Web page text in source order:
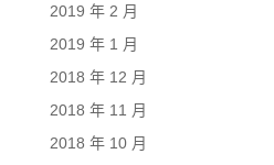
2019 年 2 月
2019 年 1 月
2018 年 12 月
2018 年 11 月
2018 年 10 月